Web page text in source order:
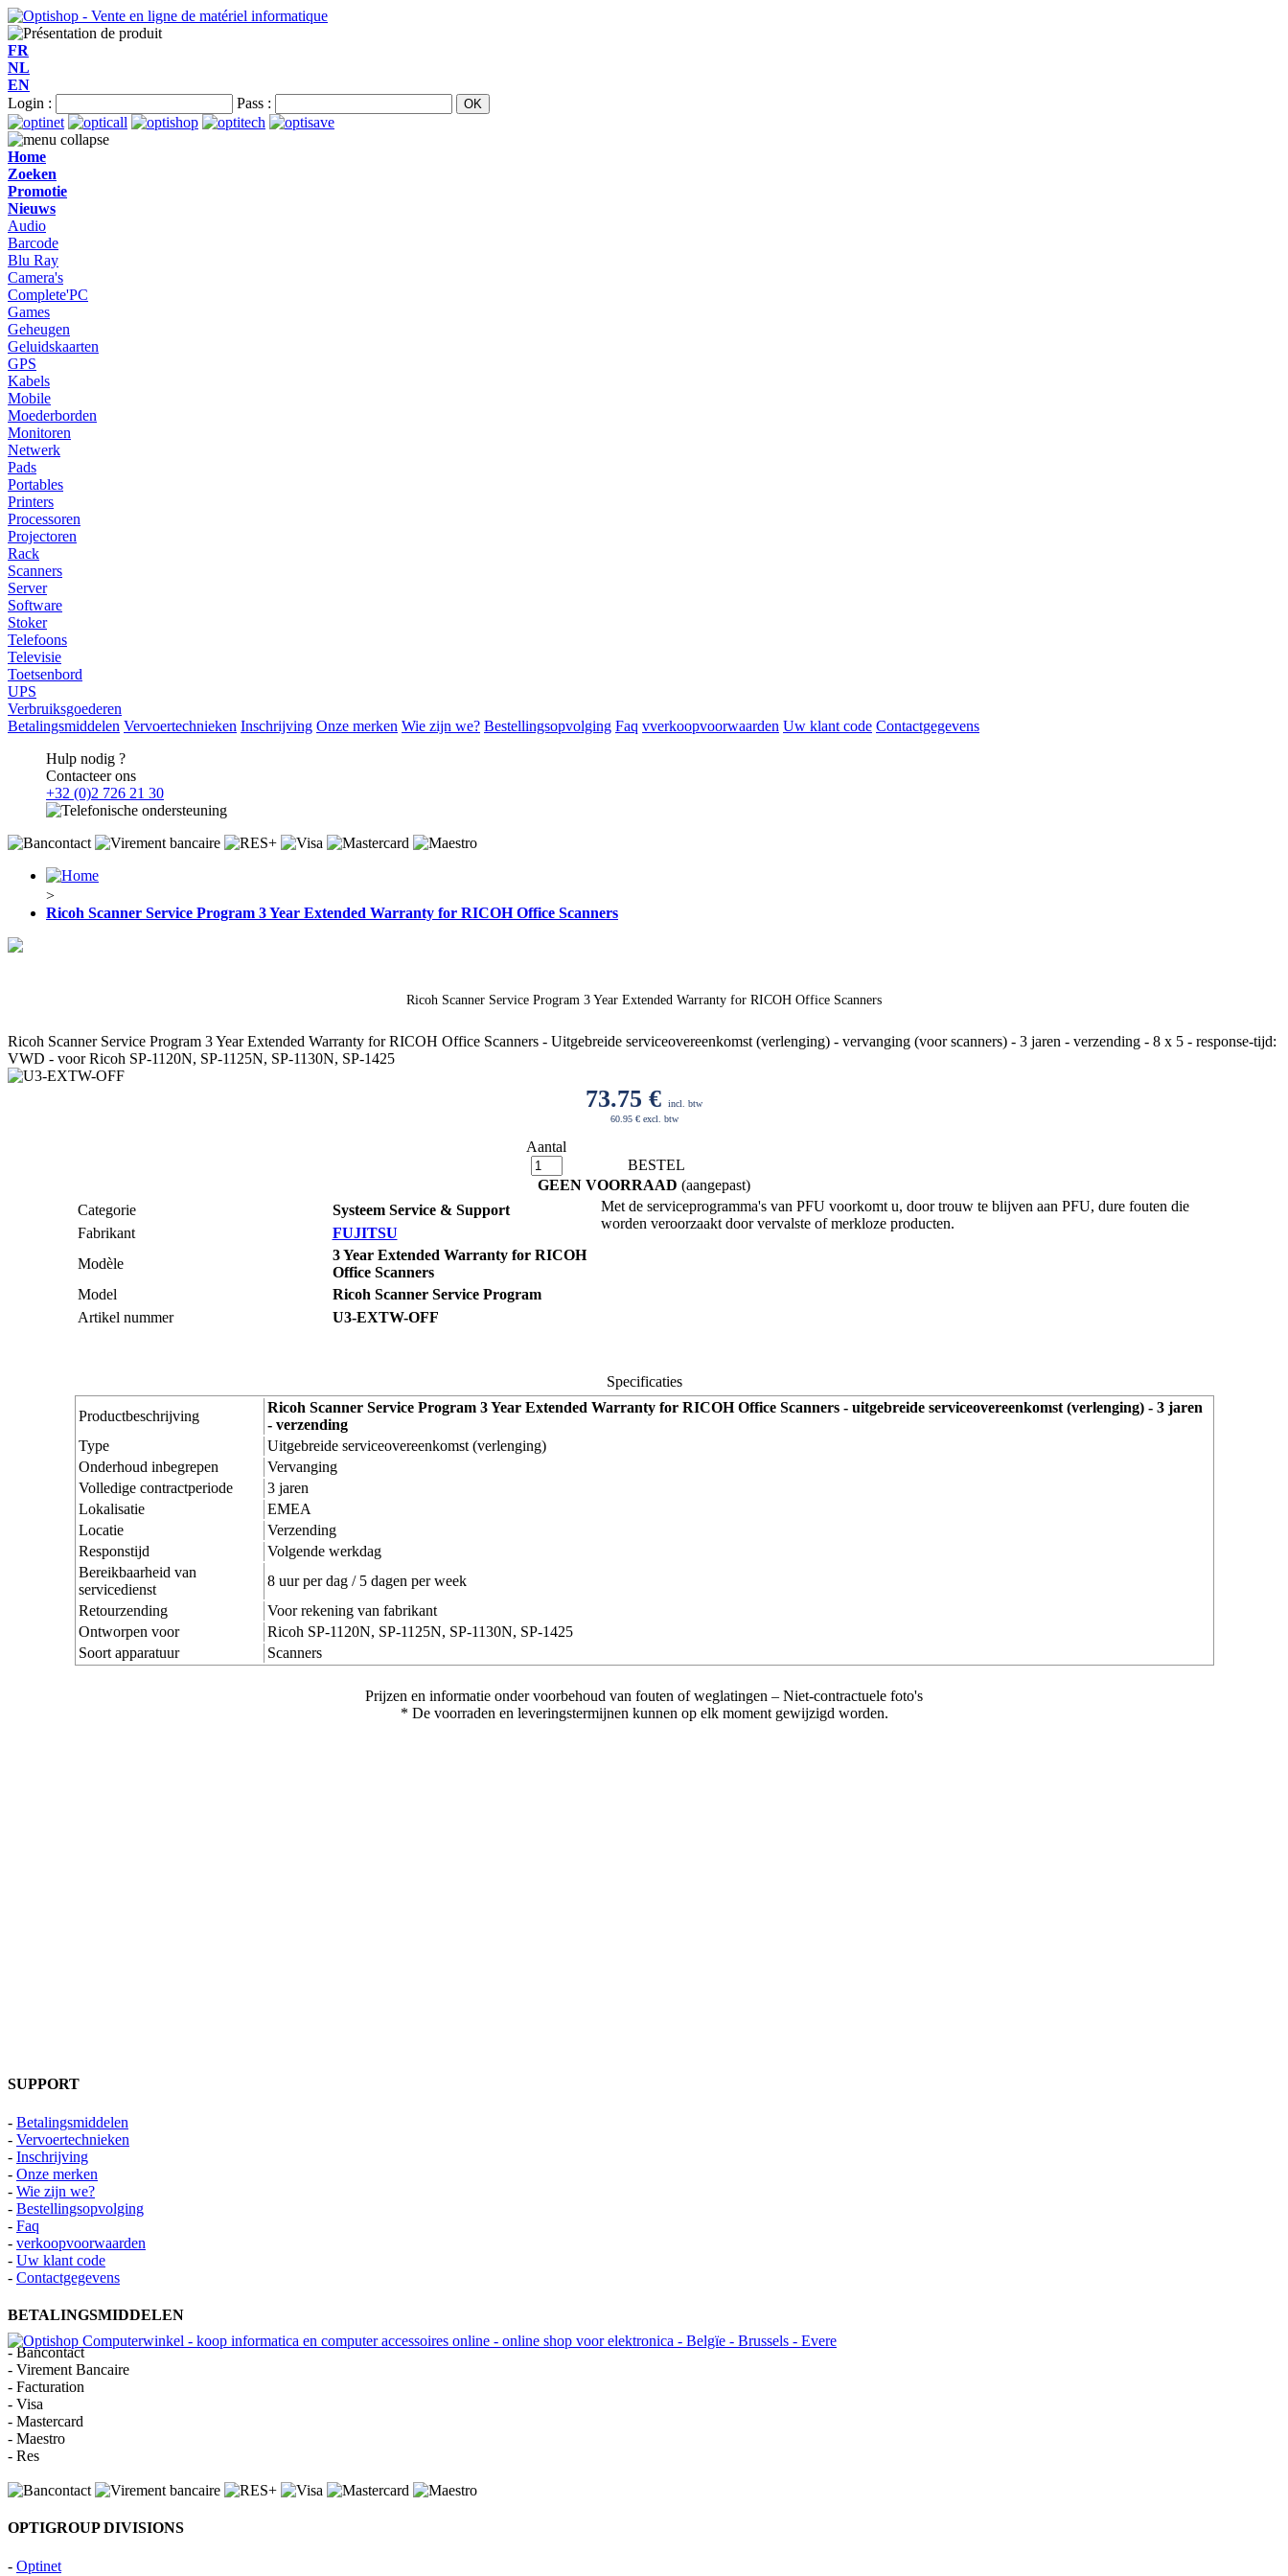
FR
NL
EN
Login :
Pass :
Home
Zoeken
Promotie
Nieuws
Audio
Barcode
Blu Ray
Camera's
Complete'PC
Games
Geheugen
Geluidskaarten
GPS
Kabels
Mobile
Moederborden
Monitoren
Netwerk
Pads
Portables
Printers
Processoren
Projectoren
Rack
Scanners
Server
Software
Stoker
Telefoons
Televisie
Toetsenbord
UPS
Verbruiksgoederen
Betalingsmiddelen Vervoertechnieken Inschrijving Onze merken Wie zijn we? Bestellingsopvolging Faq vverkoopvoorwaarden Uw klant code Contactgegevens
Hulp nodig ?
Contacteer ons
+32 (0)2 726 21 30
>
Ricoh Scanner Service Program 3 Year Extended Warranty for RICOH Office Scanners
Ricoh Scanner Service Program 3 Year Extended Warranty for RICOH Office Scanners
Ricoh Scanner Service Program 3 Year Extended Warranty for RICOH Office Scanners - Uitgebreide serviceovereenkomst (verlenging) - vervanging (voor scanners) - 3 jaren - verzending - 8 x 5 - response-tijd:
VWD - voor Ricoh SP-1120N, SP-1125N, SP-1130N, SP-1425
73.75 €
incl. btw
60.95 € excl. btw
Aantal
BESTEL
GEEN VOORRAAD (aangepast)
Categorie
Systeem Service & Support
Fabrikant
FUJITSU
Modèle
3 Year Extended Warranty for RICOH
Office Scanners
Model
Ricoh Scanner Service Program
Artikel nummer
U3-EXTW-OFF
Met de serviceprogramma's van PFU voorkomt u, door trouw te blijven aan PFU, dure fouten die
worden veroorzaakt door vervalste of merkloze producten.
Specificaties
Productbeschrijving
Ricoh Scanner Service Program 3 Year Extended Warranty for RICOH Office Scanners - uitgebreide serviceovereenkomst (verlenging) - 3 jaren
- verzending
Type
Uitgebreide serviceovereenkomst (verlenging)
Onderhoud inbegrepen
Vervanging
Volledige contractperiode
3 jaren
Lokalisatie
EMEA
Locatie
Verzending
Responstijd
Volgende werkdag
Bereikbaarheid van
servicedienst
8 uur per dag / 5 dagen per week
Retourzending
Voor rekening van fabrikant
Ontworpen voor
Ricoh SP-1120N, SP-1125N, SP-1130N, SP-1425
Soort apparatuur
Scanners
Prijzen en informatie onder voorbehoud van fouten of weglatingen – Niet-contractuele foto's
* De voorraden en leveringstermijnen kunnen op elk moment gewijzigd worden.
SUPPORT
- Betalingsmiddelen
- Vervoertechnieken
- Inschrijving
- Onze merken
- Wie zijn we?
- Bestellingsopvolging
- Faq
- verkoopvoorwaarden
- Uw klant code
- Contactgegevens
BETALINGSMIDDELEN
- Bancontact
- Virement Bancaire
- Facturation
- Visa
- Mastercard
- Maestro
- Res
OPTIGROUP DIVISIONS
- Optinet